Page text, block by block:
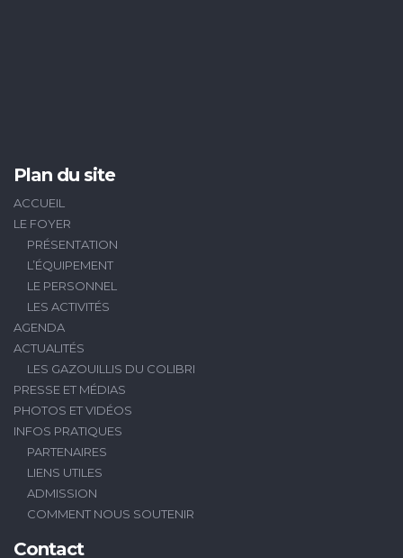
Plan du site
ACCUEIL
LE FOYER
PRÉSENTATION
L’ÉQUIPEMENT
LE PERSONNEL
LES ACTIVITÉS
AGENDA
ACTUALITÉS
LES GAZOUILLIS DU COLIBRI
PRESSE ET MÉDIAS
PHOTOS ET VIDÉOS
INFOS PRATIQUES
PARTENAIRES
LIENS UTILES
ADMISSION
COMMENT NOUS SOUTENIR
Contact